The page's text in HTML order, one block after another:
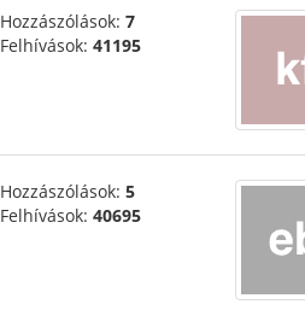
Hozzászólások: 7
Felhívások: 41195
Hozzászólások: 5
Felhívások: 40695